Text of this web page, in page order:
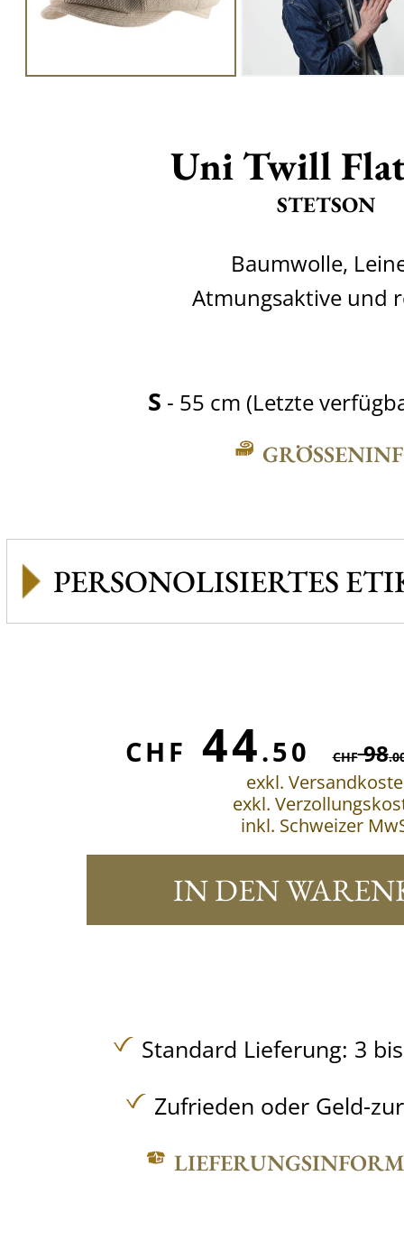
Uni Twill
STETSON
Baumwolle,
Atmungsaktive und
S - 55 cm (Letzte
GRÖSSENINFO
PERSONOLISIERTES
CHF 44.50 CHF98
exkl.
exkl.
inkl. Schweizer
IN DEN
Standard Lieferung: 3
Zufrieden oder Geld-